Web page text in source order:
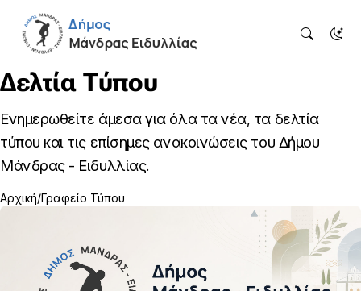
Δελτία Τύπου
Ενημερωθείτε άμεσα για όλα τα νέα, τα δελτία
τύπου και τις επίσημες ανακοινώσεις του Δήμου
Μάνδρας - Ειδυλλίας.
Αρχική Γραφείο Τύπου